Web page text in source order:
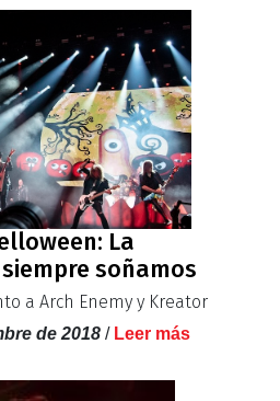
La
soñamos
a Arch Enemy y Kreator
de 2018 / Leer más